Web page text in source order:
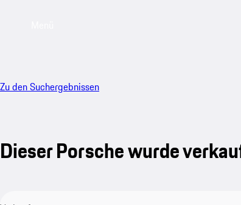
Zu den Suchergebnissen
Dieser Porsche wurde